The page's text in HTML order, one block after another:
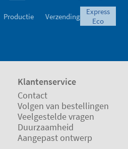
Productie Verzending
express
eco
Klantenservice
Contact
Volgen van bestellingen
Veelgestelde vragen
Duurzaamheid
Aangepast ontwerp